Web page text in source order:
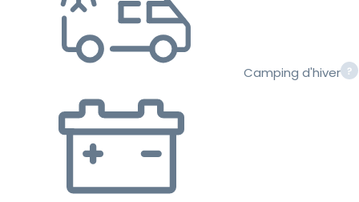
Camping d'hiver